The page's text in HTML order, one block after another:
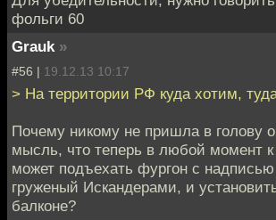
фольги 60
Grauk »
#56 | 19.12.13 10:17
> На территории РФ куда хотим,
Почему никому не пришла в голову
мысль, что теперь в любой момент
может подъехать фургон с
груженый Искандерами, и
балконе?